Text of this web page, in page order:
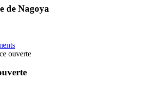
de Nagoya
ouverte